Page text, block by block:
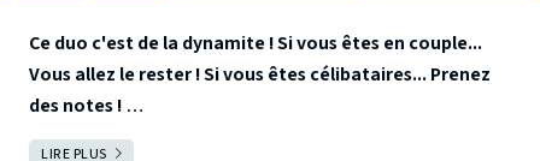
Ce duo c'est de la dynamite ! Si vous êtes en couple...
Vous allez le rester ! Si vous êtes célibataires... Prenez
des notes !
Qui n'a jamais eu envie de jeter son mari avec les
LIRE PLUS